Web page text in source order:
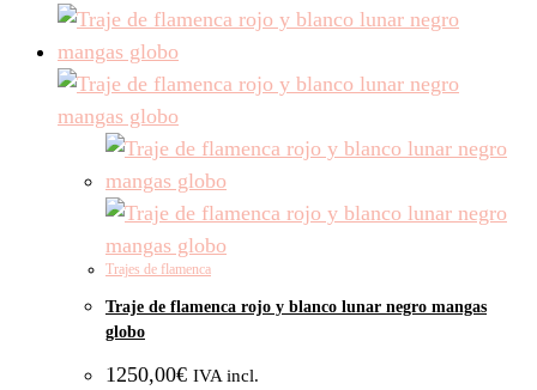
Trajes de flamenca
Traje de flamenca rojo y blanco lunar negro mangas
globo
1250,00€ IVA incl.